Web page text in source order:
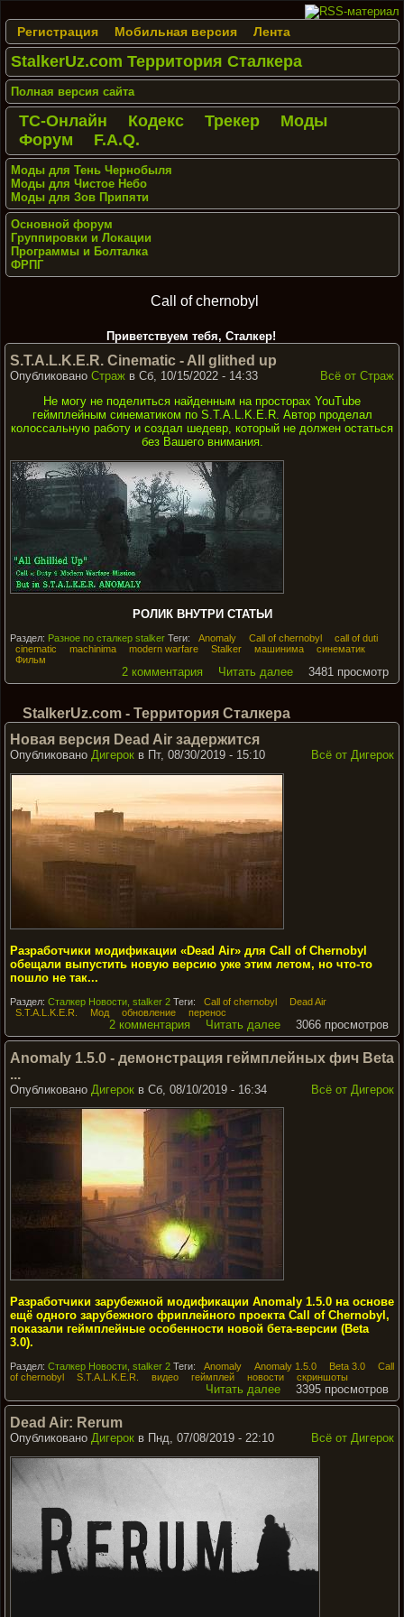
Регистрация Мобильная версия Лента
StalkerUz.com Территория Сталкера
Полная версия сайта
ТС-Онлайн Кодекс Трекер
Моды
Форум
F.A.Q.
Моды для Тень Чернобыля
Моды для Чистое Небо
Моды для Зов Припяти
Основной форум
Группировки и Локации
Программы и Болталка
ФРПГ
Call of chernobyl
Приветствуем тебя, Сталкер!
S.T.A.L.K.E.R. Cinematic - All glithed up
Всё от Страж
Опубликовано Страж в Сб, 10/15/2022 - 14:33
Не могу не поделиться найденным на просторах YouTube
геймплейным синематиком по S.T.A.L.K.E.R. Автор проделал
колоссальную работу и создал шедевр, который не должен остаться
без Вашего внимания.
РОЛИК ВНУТРИ СТАТЬИ
Раздел: Разное по сталкер stalker Теги: Anomaly Call of chernobyl
call of duti
cinematic
machinima modern warfare Stalker машинима
синематик
Фильм
2 комментария Читать далее 3481 просмотр
StalkerUz.com - Территория Сталкера
Новая версия Dead Air задержится
Всё от Дигерок
Опубликовано Дигерок в Пт, 08/30/2019 - 15:10
Разработчики модификации «Dead Air» для Call of Chernobyl
обещали выпустить новую версию уже этим летом, но что-то
пошло не так...
Раздел: Сталкер Новости, stalker 2 Теги: Call of chernobyl
Dead Air
S.T.A.L.K.E.R.
Мод обновление перенос
2 комментария Читать далее 3066 просмотров
Anomaly 1.5.0 - демонстрация геймплейных фич Beta
...
Всё от Дигерок
Опубликовано Дигерок в Сб, 08/10/2019 - 16:34
Разработчики зарубежной модификации Anomaly 1.5.0 на основе
ещё одного зарубежного фриплейного проекта Call of Chernobyl,
показали геймплейные особенности новой бета-версии (Beta
3.0).
Раздел: Сталкер Новости, stalker 2 Теги: Anomaly Anomaly 1.5.0 Beta 3.0
Call
of chernobyl
S.T.A.L.K.E.R. видео геймплей новости скриншоты
Читать далее 3395 просмотров
Dead Air: Rerum
Всё от Дигерок
Опубликовано Дигерок в Пнд, 07/08/2019 - 22:10